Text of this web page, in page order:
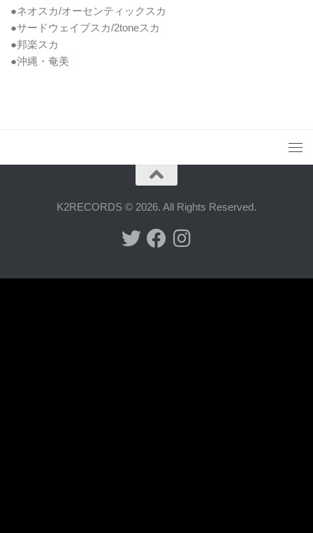
●ネオスカ/オーセンティックスカ
●サードウェイブスカ/2toneスカ
●邦楽スカ
●沖縄・奄美
K2RECORDS © 2026. All Rights Reserved.